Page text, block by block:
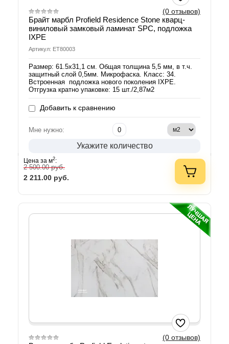
(0 отзывов)
Брайт марбл Profield Residence Stone кварц-
виниловый замковый ламинат SPC, подложка
IXPE
Артикул: ЕТ80003
Размер: 61.5х31,1 см. Общая толщина 5,5 мм, в т.ч.
защитный слой 0,5мм. Микрофаска. Класс: 34.
Встроенная подложка нового поколения IXPE.
Отгрузка кратно упаковке: 15 шт./2,87м2
Добавить к сравнению
Мне нужно:
Укажите количество
Цена за м2:
2 500.00руб.
2 211.00 руб.
(0 отзывов)